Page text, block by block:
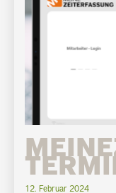
12. Februar 2024